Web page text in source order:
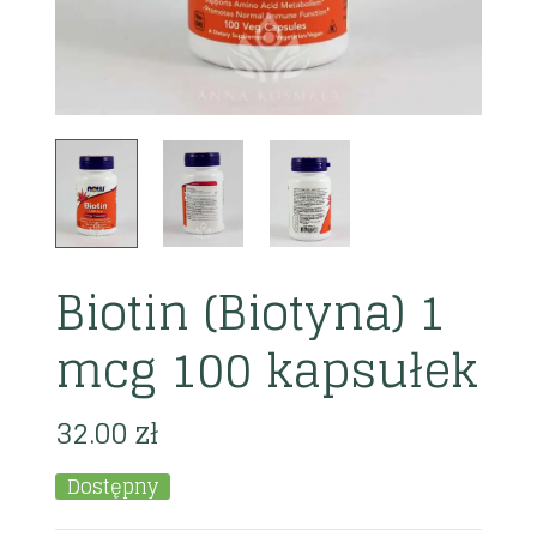
Biotin (Biotyna) 1
mcg 100 kapsułek
32.00zł
Dostępny